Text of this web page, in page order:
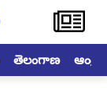
తెలంగాణ